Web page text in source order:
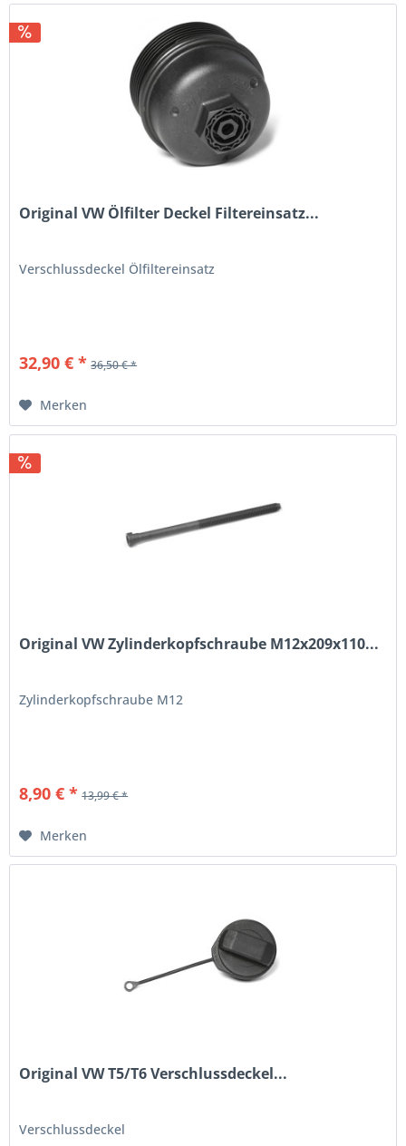
Original VW Ölfilter Deckel Filtereinsatz...
Verschlussdeckel Ölfiltereinsatz
32,90 € * 36,50 € *
Merken
Original VW Zylinderkopfschraube M12x209x110...
Zylinderkopfschraube M12
8,90 € * 13,99 € *
Merken
Original VW T5/T6 Verschlussdeckel...
Verschlussdeckel